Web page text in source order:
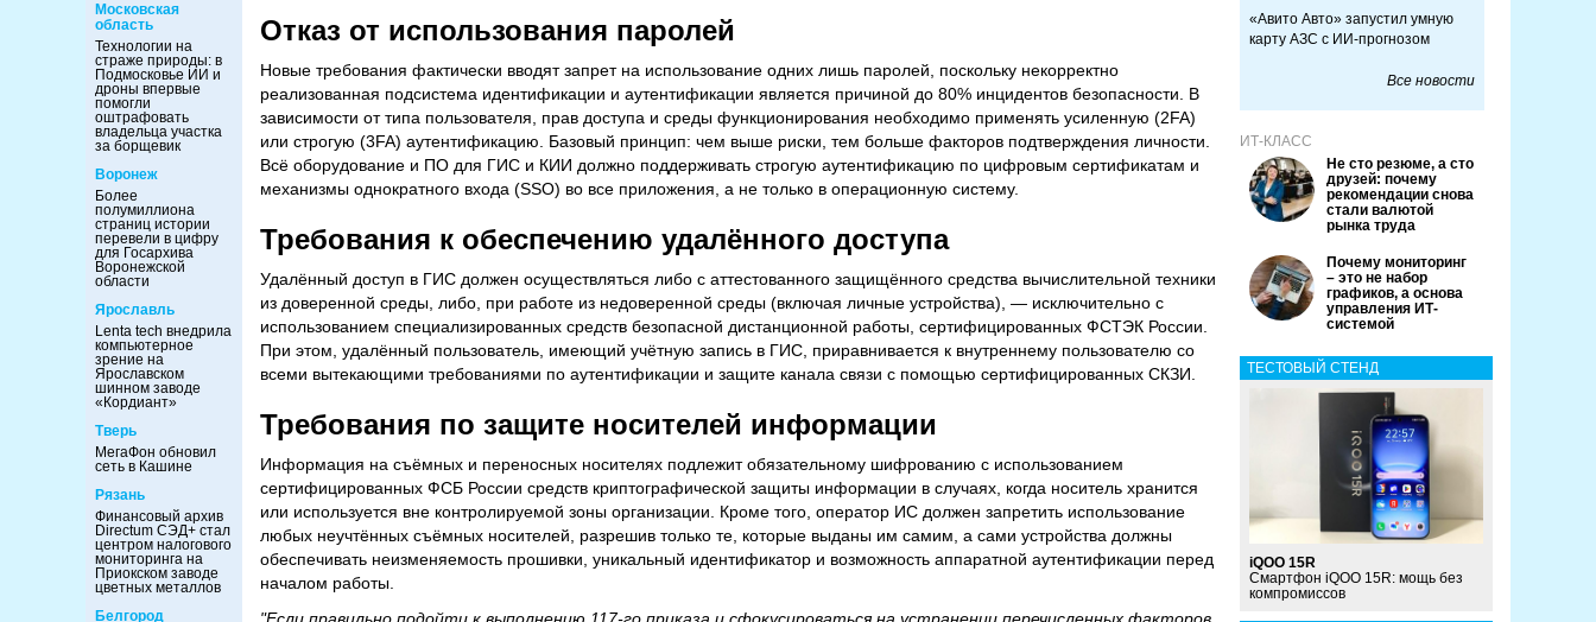
Московская
область
Технологии на
страже природы: в
Подмосковье ИИ и
дроны впервые
помогли
оштрафовать
владельца участка
за борщевик
Воронеж
Более
полумиллиона
страниц истории
перевели в цифру
для Госархива
Воронежской
области
Ярославль
Lenta tech внедрила
компьютерное
зрение на
Ярославском
шинном заводе
«Кордиант»
Тверь
МегаФон обновил
сеть в Кашине
Рязань
Финансовый архив
Directum СЭД+ стал
центром налогового
мониторинга на
Приокском заводе
цветных металлов
Белгород
Отказ от использования паролей
Новые требования фактически вводят запрет на использование одних лишь паролей, поскольку некорректно
реализованная подсистема идентификации и аутентификации является причиной до 80% инцидентов безопасности. В
зависимости от типа пользователя, прав доступа и среды функционирования необходимо применять усиленную (2FA)
или строгую (3FA) аутентификацию. Базовый принцип: чем выше риски, тем больше факторов подтверждения личности.
Всё оборудование и ПО для ГИС и КИИ должно поддерживать строгую аутентификацию по цифровым сертификатам и
механизмы однократного входа (SSO) во все приложения, а не только в операционную систему.
Требования к обеспечению удалённого доступа
Удалённый доступ в ГИС должен осуществляться либо с аттестованного защищённого средства вычислительной техники
из доверенной среды, либо, при работе из недоверенной среды (включая личные устройства), — исключительно с
использованием специализированных средств безопасной дистанционной работы, сертифицированных ФСТЭК России.
При этом, удалённый пользователь, имеющий учётную запись в ГИС, приравнивается к внутреннему пользователю со
всеми вытекающими требованиями по аутентификации и защите канала связи с помощью сертифицированных СКЗИ.
Требования по защите носителей информации
Информация на съёмных и переносных носителях подлежит обязательному шифрованию с использованием
сертифицированных ФСБ России средств криптографической защиты информации в случаях, когда носитель хранится
или используется вне контролируемой зоны организации. Кроме того, оператор ИС должен запретить использование
любых неучтённых съёмных носителей, разрешив только те, которые выданы им самим, а сами устройства должны
обеспечивать неизменяемость прошивки, уникальный идентификатор и возможность аппаратной аутентификации перед
началом работы.
«Авито Авто» запустил умную
карту АЗС с ИИ-прогнозом
Все новости
ИТ-КЛАСС
Не сто резюме, а сто
друзей: почему
рекомендации снова
стали валютой
рынка труда
Почему мониторинг
– это не набор
графиков, а основа
управления ИТ-
системой
ТЕСТОВЫЙ СТЕНД
iQOO 15R
Смартфон iQOO 15R: мощь без
компромиссов